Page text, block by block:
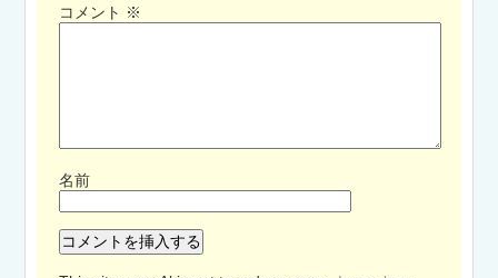
コメント ※
名前